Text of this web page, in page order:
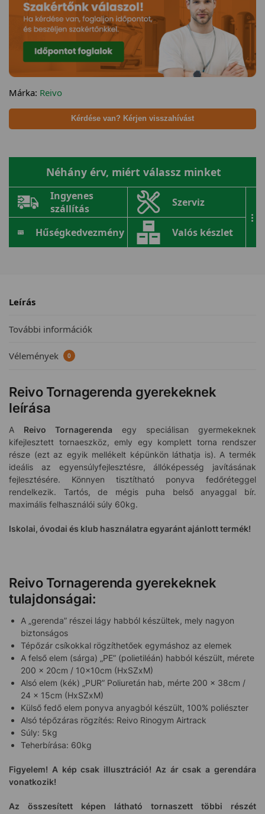
Márka: Reivo
Kérdése van? Kérjen visszahívást
Néhány érv, miért válassz minket
Ingyenes
szállítás
Szerviz
Hűségkedvezmény Valós készlet
...
Leírás
További információk
Vélemények 0
Reivo Tornagerenda gyerekeknek
leírása
A Reivo Tornagerenda egy speciálisan gyermekeknek
kifejlesztett tornaeszköz, emly egy komplett torna rendszer
része (ezt az egyik mellékelt képünkön láthatja is). A termék
ideális az egyensúlyfejlesztésre, állóképesség javításának
fejlesztésére. Könnyen tisztítható ponyva fedőréteggel
rendelkezik. Tartós, de mégis puha belső anyaggal bír.
maximális felhasználói súly 60kg.
Iskolai, óvodai és klub használatra egyaránt ajánlott termék!
Reivo Tornagerenda gyerekeknek
tulajdonságai:
A „gerenda” részei lágy habból készültek, mely nagyon
biztonságos
Tépőzár csíkokkal rögzíthetőek egymáshoz az elemek
A felső elem (sárga) „PE” (polietiléán) habból készült, mérete
200 x 20cm / 10x10cm (HxSZxM)
Alsó elem (kék) „PUR” Poliuretán hab, mérte 200 x 38cm /
24 x 15cm (HxSZxM)
Külső fedő elem ponyva anyagból készült, 100% poliészter
Alsó tépőzáras rögzítés: Reivo Rinogym Airtrack
Súly: 5kg
Teherbírása: 60kg
Figyelem! A kép csak illusztráció! Az ár csak a gerendára
vonatkozik!
Az összesített képen látható tornaszett többi részét